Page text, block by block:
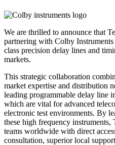
We are thrilled to announce that
partnering with Colby
class precision delay lines and
markets.
This strategic collaboration
market expertise and distribution
leading programmable delay line
which are vital for advanced
electronic test environments. By
these high frequency
teams worldwide with direct
consultation, superior local